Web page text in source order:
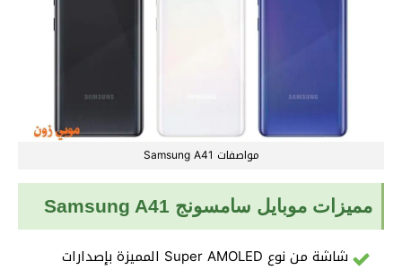
مواصفات Samsung A41
مميزات موبايل سامسونج Samsung A41
شاشة من نوع Super AMOLED المميزة بإصدارات